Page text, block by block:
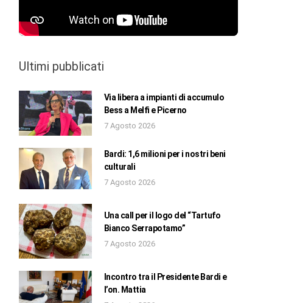
Ultimi pubblicati
Via libera a impianti di accumulo
Bess a Melfi e Picerno
7 Agosto 2026
Bardi: 1,6 milioni per i nostri beni
culturali
7 Agosto 2026
Una call per il logo del “Tartufo
Bianco Serrapotamo”
7 Agosto 2026
Incontro tra il Presidente Bardi e
l’on. Mattia